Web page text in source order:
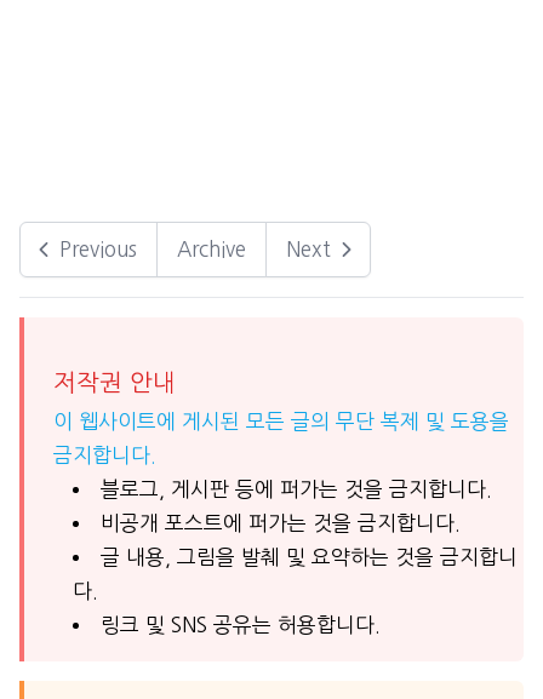
Previous Archive Next
저작권 안내
이 웹사이트에 게시된 모든 글의 무단 복제 및 도용을
금지합니다.
블로그, 게시판 등에 퍼가는 것을 금지합니다.
비공개 포스트에 퍼가는 것을 금지합니다.
글 내용, 그림을 발췌 및 요약하는 것을 금지합니
다.
링크 및 SNS 공유는 허용합니다.